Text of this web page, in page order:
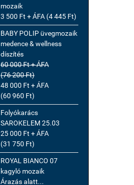
mozaik
3 500 Ft + ÁFA (4 445 Ft)
BABY POLIP üvegmozaik
medence & wellness
díszítés
60 000 Ft + ÁFA
(76 200 Ft)
48 000 Ft + ÁFA
(60 960 Ft)
Folyókarács
SAROKELEM 25.03
25 000 Ft + ÁFA
(31 750 Ft)
ROYAL BIANCO 07
kagyló mozaik
Árazás alatt...